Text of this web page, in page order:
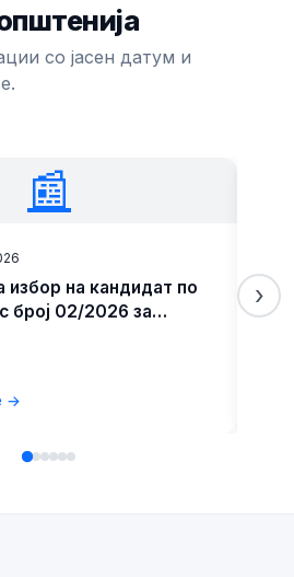
со јасен датум и
📰
на кандидат по
број 02/2026 за
→
›